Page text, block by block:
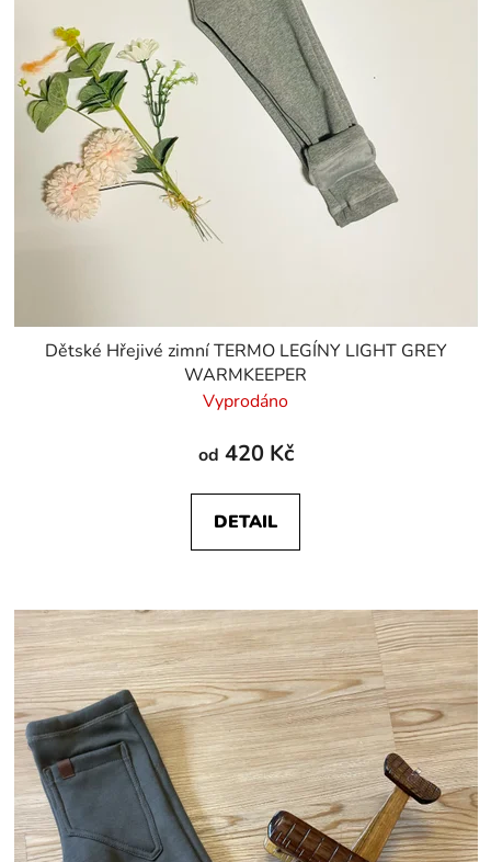
Dětské Hřejivé zimní TERMO LEGÍNY LIGHT GREY
WARMKEEPER
Vyprodáno
od 420 Kč
DETAIL